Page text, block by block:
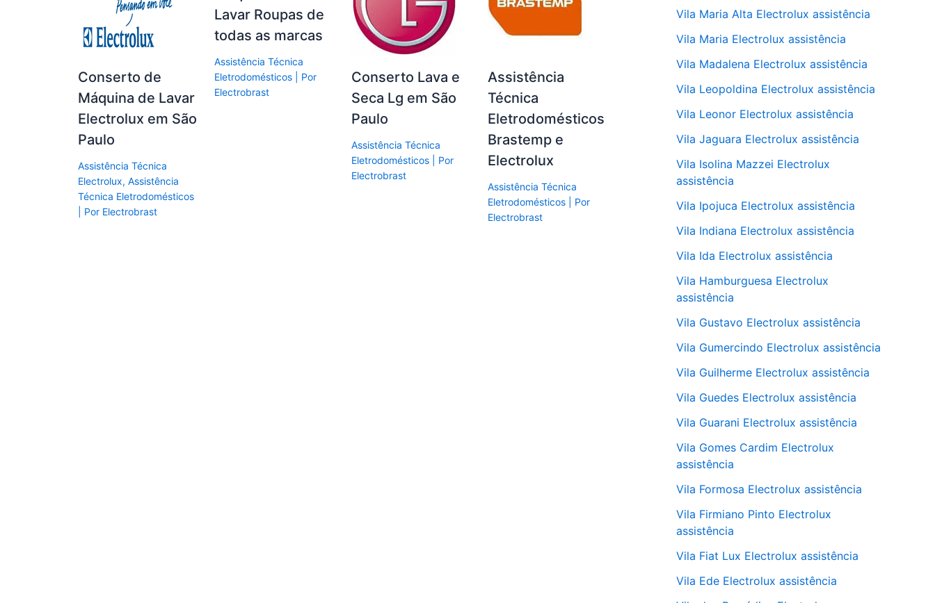
Conserto de
Máquina de Lavar
Electrolux em São
Paulo
Assistência Técnica
Electrolux, Assistência
Técnica Eletrodomésticos
| Por Electrobrast
Lavar Roupas de
todas as marcas
Assistência Técnica
Eletrodomésticos | Por
Electrobrast
Conserto Lava e
Seca Lg em São
Paulo
Assistência Técnica
Eletrodomésticos| Por
Electrobrast
Assistência
Técnica
Eletrodomésticos
Brastemp e
Electrolux
Assistência Técnica
Eletrodomésticos| Por
Electrobrast
Vila Maria Alta Electrolux assistência
Vila Maria Electrolux assistência
Vila Madalena Electrolux assistência
Vila Leopoldina Electrolux assistência
Vila Leonor Electrolux assistência
Vila Jaguara Electrolux assistência
Vila Isolina Mazzei Electrolux
assistência
Vila Ipojuca Electrolux assistência
Vila Indiana Electrolux assistência
Vila Ida Electrolux assistência
Vila Hamburguesa Electrolux
assistência
Vila Gustavo Electrolux assistência
Vila Gumercindo Electrolux assistência
Vila Guilherme Electrolux assistência
Vila Guedes Electrolux assistência
Vila Guarani Electrolux assistência
Vila Gomes Cardim Electrolux
assistência
Vila Formosa Electrolux assistência
Vila Firmiano Pinto Electrolux
assistência
Vila Fiat Lux Electrolux assistência
Vila Ede Electrolux assistência